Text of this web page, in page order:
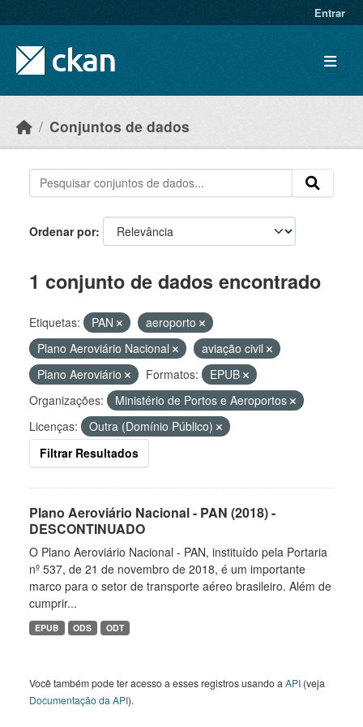
Entrar
Conjuntos de dados
Ordenar por
1 conjunto de dados encontrado
Etiquetas: PAN
aeroporto
Plano Aeroviário Nacional
aviação civil
Plano Aeroviário
Formatos:
EPUB
Organizações:
Ministério de Portos e Aeroportos
Licenças:
Outra (Domínio Público)
Filtrar Resultados
Plano Aeroviário Nacional - PAN (2018) -
DESCONTINUADO
O Plano Aeroviário Nacional - PAN, instituído pela Portaria
nº 537, de 21 de novembro de 2018, é um importante
marco para o setor de transporte aéreo brasileiro. Além de
cumprir...
EPUB ODS ODT
Você também pode ter acesso a esses registros usando a API (veja
Documentação da API).